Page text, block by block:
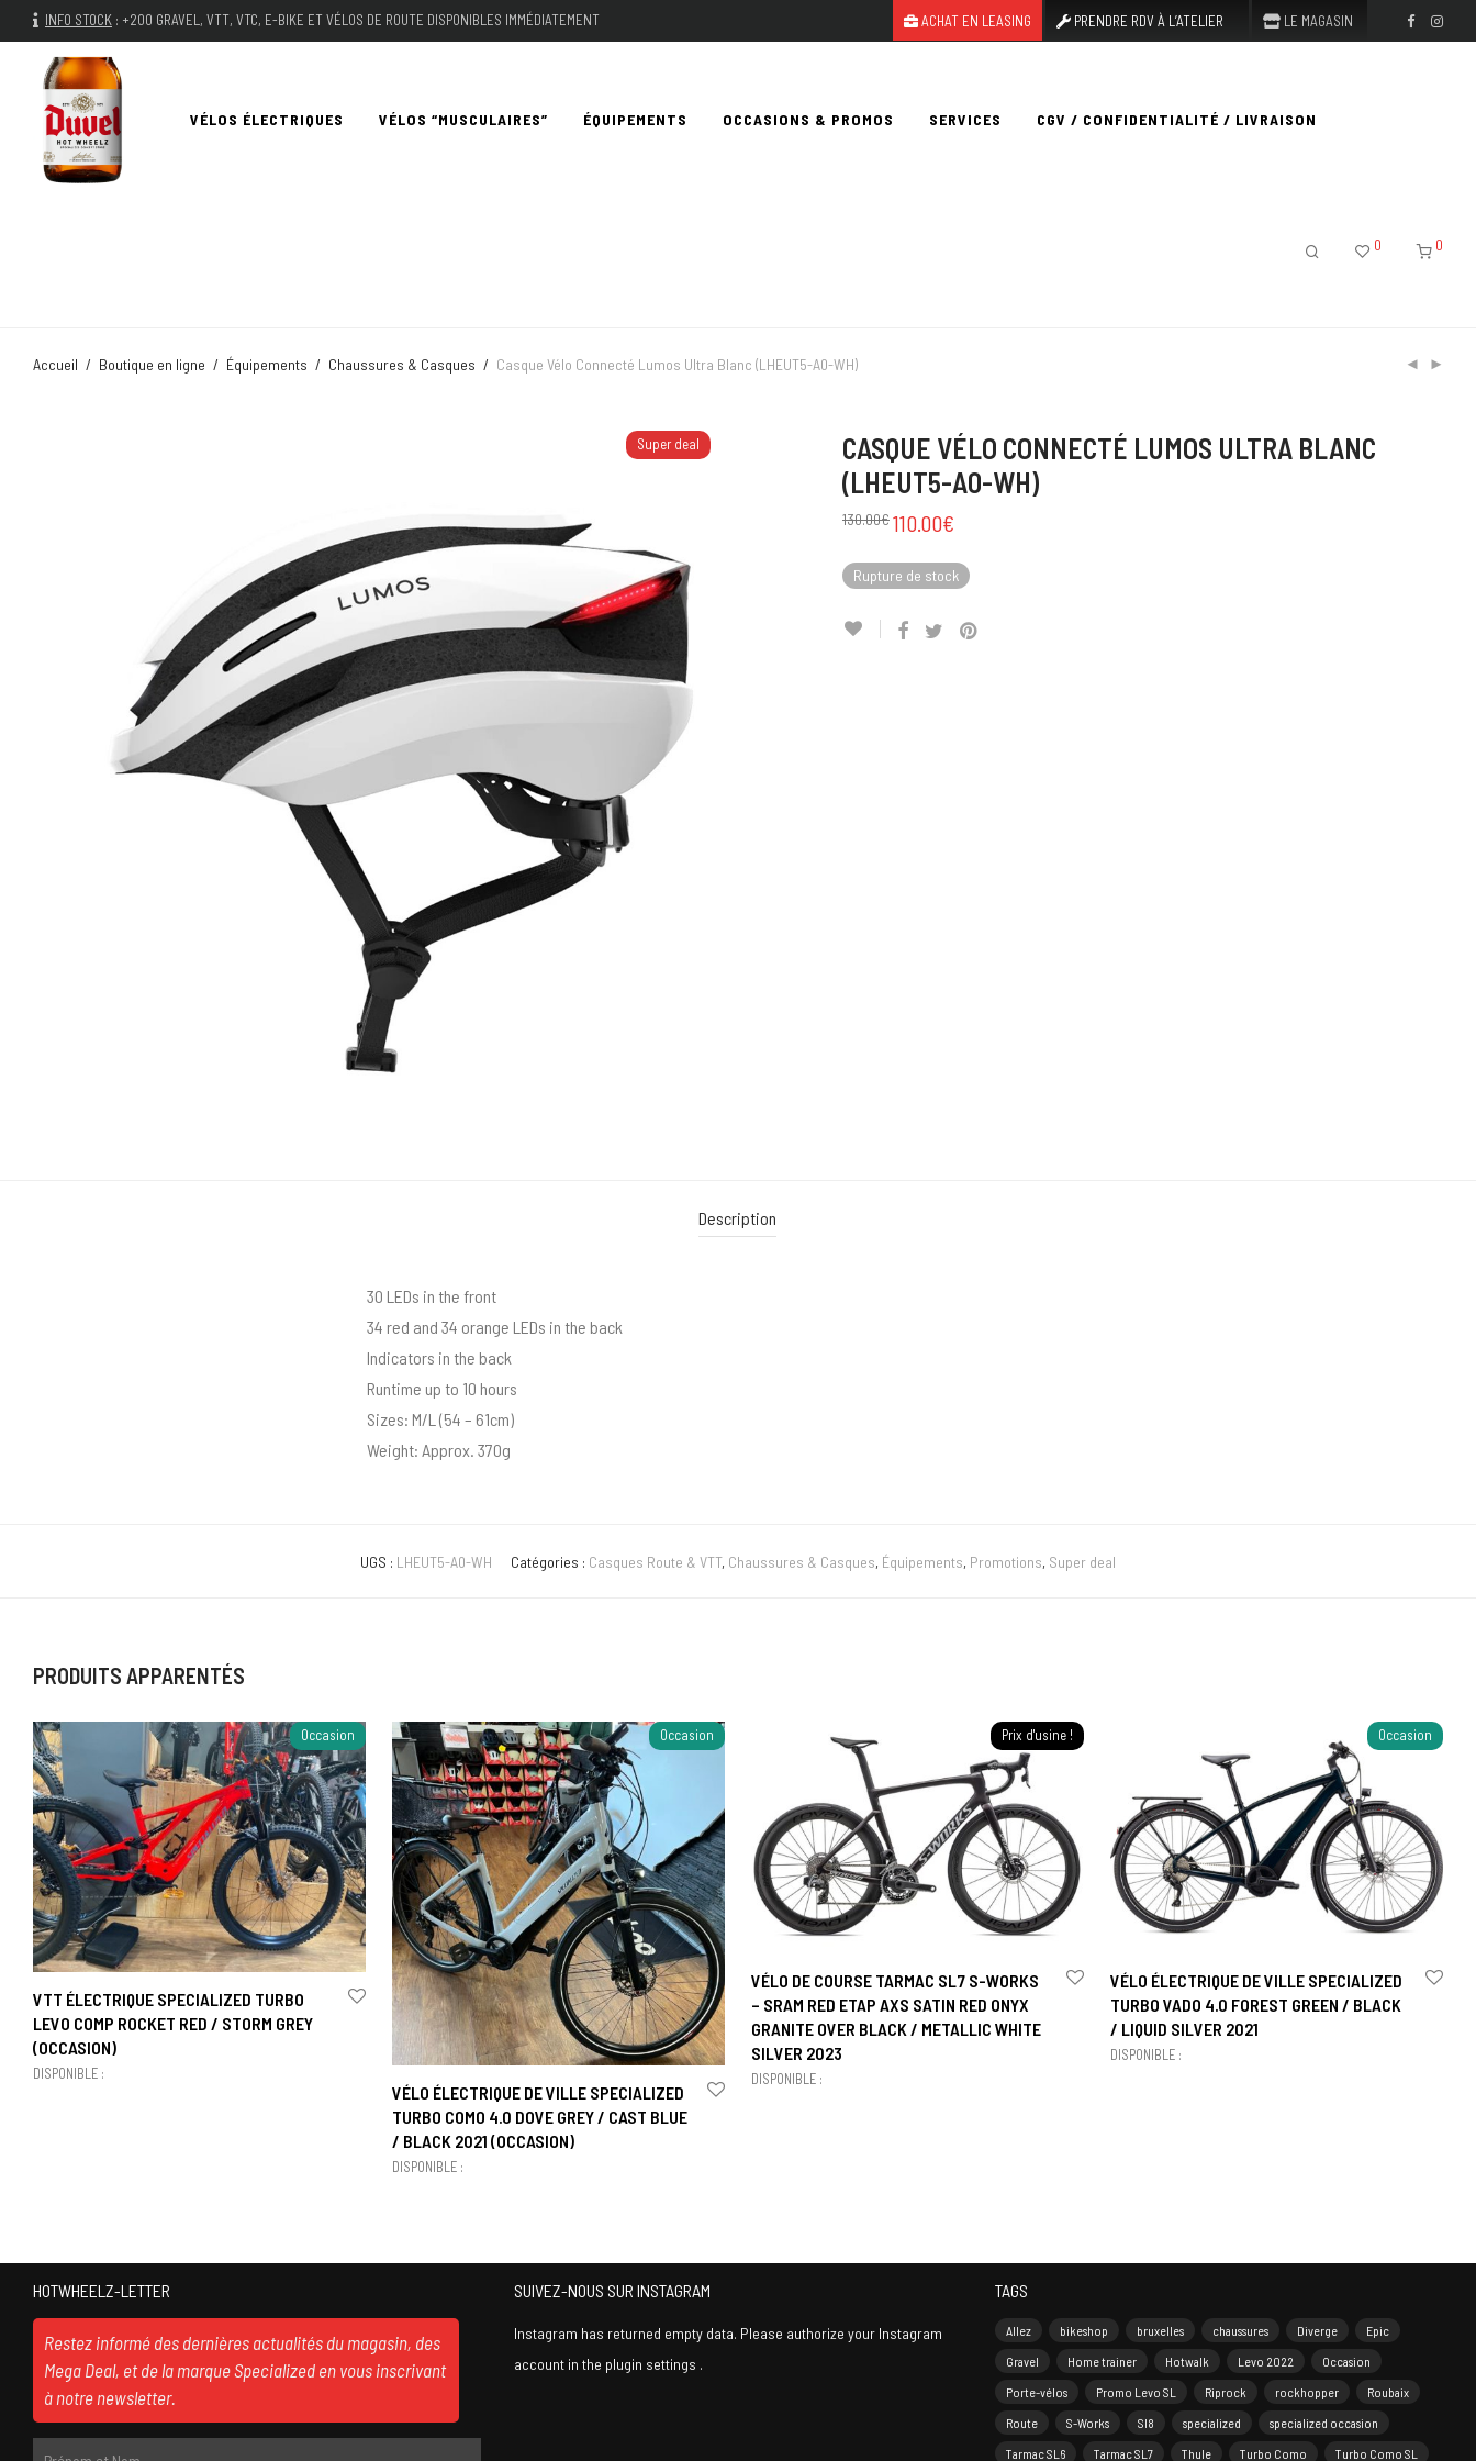
INFO STOCK : +200 GRAVEL, VTT, VTC, E-BIKE ET VÉLOS DE ROUTE DISPONIBLES IMMÉDIATEMENT ACHAT EN LEASING PRENDRE RDV À L’ATELIER LE MAGASIN
VÉLOS ÉLECTRIQUES VÉLOS “MUSCULAIRES” ÉQUIPEMENTS OCCASIONS & PROMOS SERVICES CGV / CONFIDENTIALITÉ / LIVRAISON
0 0
Accueil / Boutique en ligne / Équipements / Chaussures & Casques / Casque Vélo Connecté Lumos Ultra Blanc (LHEUT5-A0-WH)
Super deal
CASQUE VÉLO CONNECTÉ LUMOS ULTRA BLANC
(LHEUT5-A0-WH)
130.00€110.00€
Rupture de stock
Description
30 LEDs in the front
34 red and 34 orange LEDs in the back
Indicators in the back
Runtime up to 10 hours
Sizes: M/L (54 – 61cm)
Weight: Approx. 370g
UGS : LHEUT5-A0-WH Catégories : Casques Route & VTT, Chaussures & Casques, Équipements, Promotions, Super deal
PRODUITS APPARENTÉS
Occasion
VTT ÉLECTRIQUE SPECIALIZED TURBO
LEVO COMP ROCKET RED / STORM GREY
(OCCASION)
DISPONIBLE :
Occasion
VÉLO ÉLECTRIQUE DE VILLE SPECIALIZED
TURBO COMO 4.0 DOVE GREY / CAST BLUE
/ BLACK 2021 (OCCASION)
DISPONIBLE :
Prix d'usine !
VÉLO DE COURSE TARMAC SL7 S-WORKS
– SRAM RED ETAP AXS SATIN RED ONYX
GRANITE OVER BLACK / METALLIC WHITE
SILVER 2023
DISPONIBLE :
Occasion
VÉLO ÉLECTRIQUE DE VILLE SPECIALIZED
TURBO VADO 4.0 FOREST GREEN / BLACK
/ LIQUID SILVER 2021
DISPONIBLE :
HOTWHEELZ-LETTER
Restez informé des dernières actualités du magasin, des
Mega Deal, et de la marque Specialized en vous inscrivant
à notre newsletter.
SUIVEZ-NOUS SUR INSTAGRAM
Instagram has returned empty data. Please authorize your Instagram
account in the plugin settings .
TAGS
Allez bikeshop bruxelles chaussures Diverge
Epic
Gravel
Home trainer Hotwalk Levo 2022
Occasion
Porte-vélos
Promo Levo SL Riprock rockhopper
Roubaix
Route
S-Works Sl8 specialized
specialized occasion
Tarmac SL6
Tarmac SL7 Thule Turbo Como Turbo Como SL